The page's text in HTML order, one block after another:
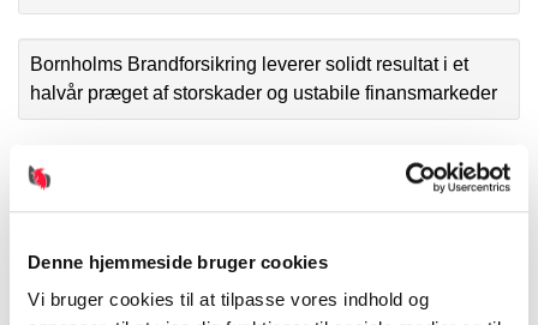
Denne hjemmeside bruger cookies
Vi bruger cookies til at tilpasse vores indhold og
Bornholms Brandforsikring leverer solidt resultat i et
halvår præget af storskader og ustabile finansmarkeder
170-års fødselsdag med teater og tak til Bornholm